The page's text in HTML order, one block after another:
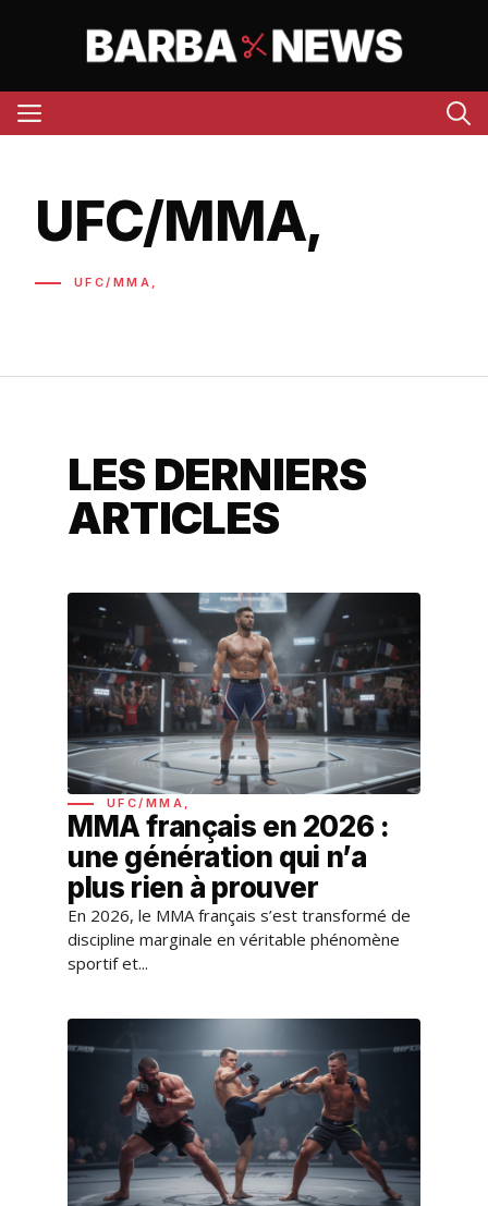
Menu
UFC/MMA,
UFC/MMA,
LES DERNIERS
ARTICLES
UFC/MMA,
MMA français en 2026 :
une génération qui n’a
plus rien à prouver
En 2026, le MMA français s’est transformé de
discipline marginale en véritable phénomène
sportif et...